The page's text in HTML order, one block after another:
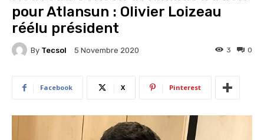
pour Atlansun : Olivier Loizeau
réélu président
By Tecsol 5 Novembre 2020 0
3
Facebook X Pinterest